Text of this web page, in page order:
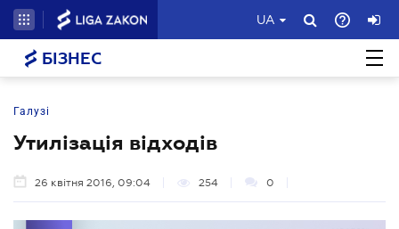
UA
БІЗНЕС
Галузі
Утилізація відходів
26 квітня 2016, 09:04 254 0